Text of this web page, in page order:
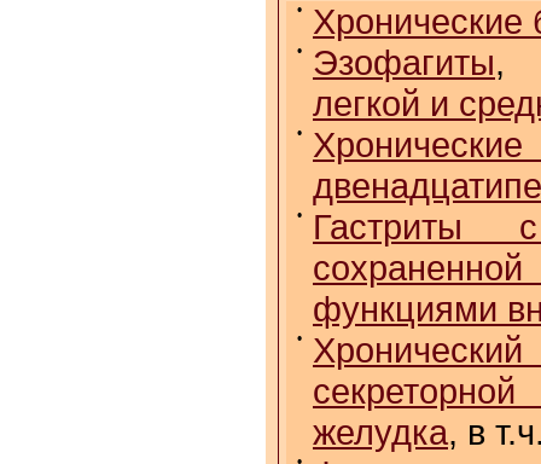
• Хронические
• Эзофагиты
легкой и
•
•
Гастриты с
функциями
•
желудка, в